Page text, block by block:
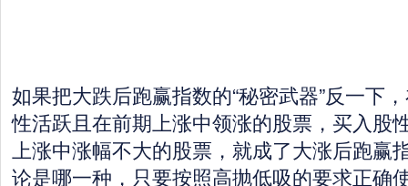
如果把大跌后跑赢指数的“秘密武器”反一下
性活跃且在前期上涨中领涨的股票，买入股
上涨中涨幅不大的股票，就成了大涨后跑赢
论是哪一种，只要按照高抛低吸的要求正确